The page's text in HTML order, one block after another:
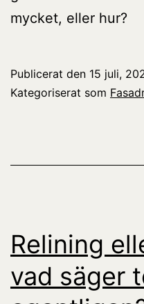
mycket, eller hur?
Publicerat den 15 juli,
Kategoriserat som
Relining
vad säger